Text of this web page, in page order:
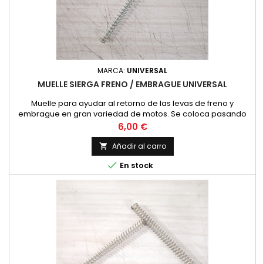
MARCA: UNIVERSAL
MUELLE SIERGA FRENO / EMBRAGUE UNIVERSAL
Muelle para ayudar al retorno de las levas de freno y
embrague en gran variedad de motos. Se coloca pasando
la sierga/cable por su interior, al hacer tope en la parte fija
del buje o carter y en la leva, empuja con fuerza suficiente
para ayudar a su retorno. Viene con longitud suficiente para
cortar a medida. Diametro interior 5 mm. Longitud 135 mm.
(13.5...
Precio
6,00 €
 Añadir al carro
 En stock